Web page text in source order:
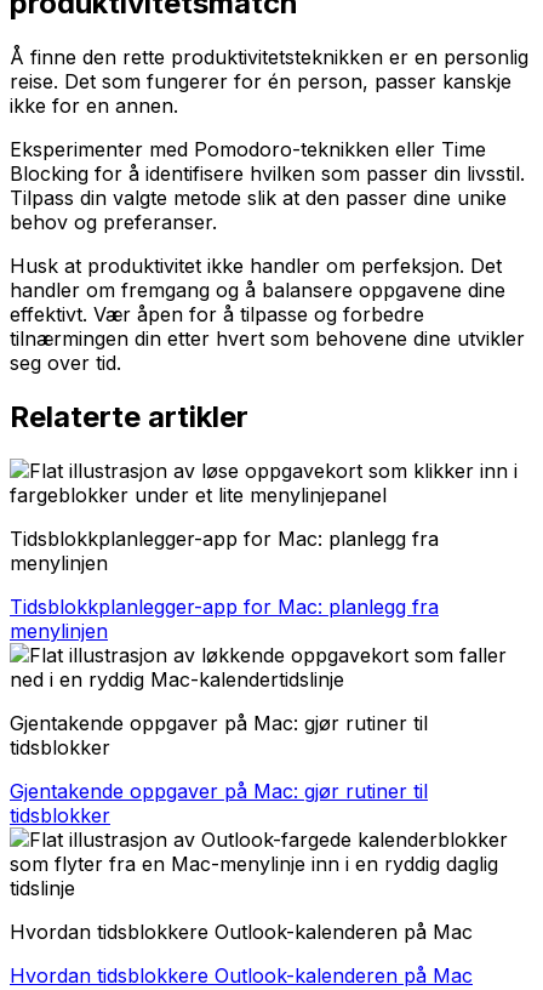
Å finne den rette produktivitetsteknikken er en personlig
reise. Det som fungerer for én person, passer kanskje
ikke for en annen.
Eksperimenter med Pomodoro-teknikken eller Time
Blocking for å identifisere hvilken som passer din livsstil.
Tilpass din valgte metode slik at den passer dine unike
behov og preferanser.
Husk at produktivitet ikke handler om perfeksjon. Det
handler om fremgang og å balansere oppgavene dine
effektivt. Vær åpen for å tilpasse og forbedre
tilnærmingen din etter hvert som behovene dine utvikler
seg over tid.
Relaterte artikler
Tidsblokkplanlegger-app for Mac: planlegg fra
menylinjen
Tidsblokkplanlegger-app for Mac: planlegg fra
menylinjen
Gjentakende oppgaver på Mac: gjør rutiner til
tidsblokker
Gjentakende oppgaver på Mac: gjør rutiner til
tidsblokker
Hvordan tidsblokkere Outlook-kalenderen på Mac
Hvordan tidsblokkere Outlook-kalenderen på Mac